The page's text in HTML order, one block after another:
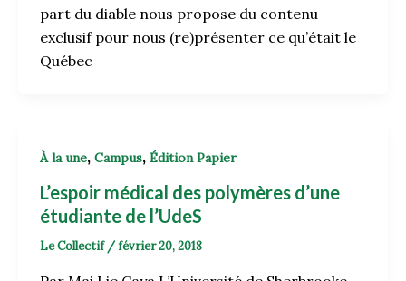
part du diable nous propose du contenu
exclusif pour nous (re)présenter ce qu’était le
Québec
À la une, Campus, Édition Papier
L’espoir médical des polymères d’une
étudiante de l’UdeS
Le Collectif /février 20, 2018